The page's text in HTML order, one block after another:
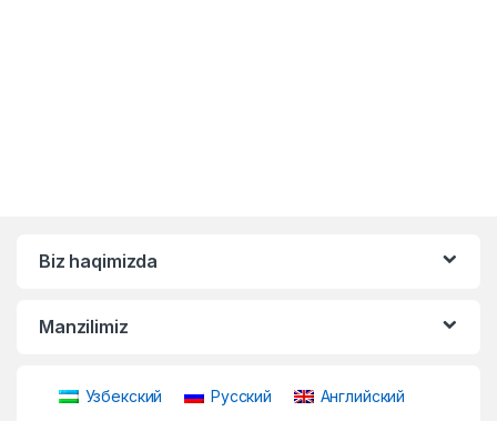
Biz haqimizda
Manzilimiz
Узбекский Русский Английский